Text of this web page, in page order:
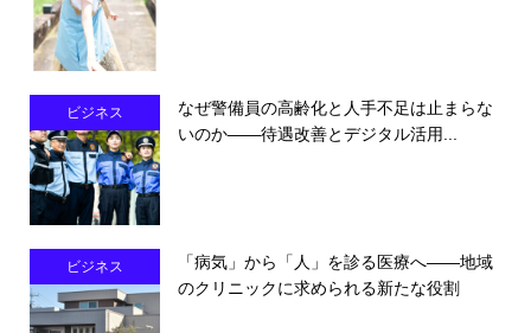
ビジネス
なぜ警備員の高齢化と人手不足は止まらな
いのか――待遇改善とデジタル活用...
ビジネス
「病気」から「人」を診る医療へ――地域
のクリニックに求められる新たな役割